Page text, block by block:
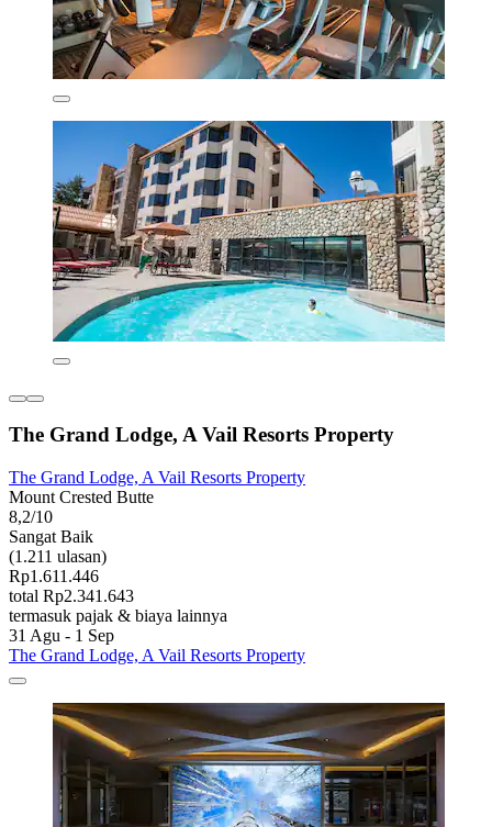
The Grand Lodge, A Vail Resorts Property
The Grand Lodge, A Vail Resorts Property
Mount Crested Butte
8,2/10
Sangat Baik
(1.211 ulasan)
Rp1.611.446
total Rp2.341.643
termasuk pajak & biaya lainnya
31 Agu - 1 Sep
The Grand Lodge, A Vail Resorts Property